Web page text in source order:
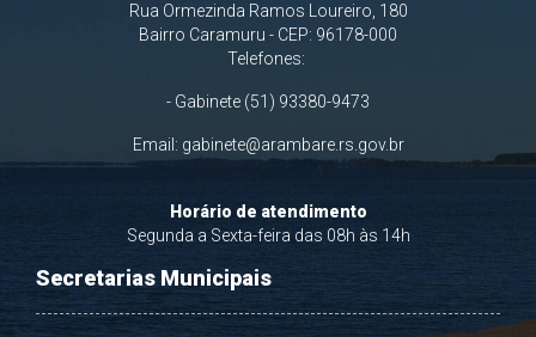
Rua Ormezinda Ramos Loureiro, 180
Bairro Caramuru - CEP: 96178-000
Telefones:
- Gabinete (51) 93380-9473
Email: gabinete@arambare.rs.gov.br
Horário de atendimento
Segunda a Sexta-feira das 08h às 14h
Secretarias Municipais